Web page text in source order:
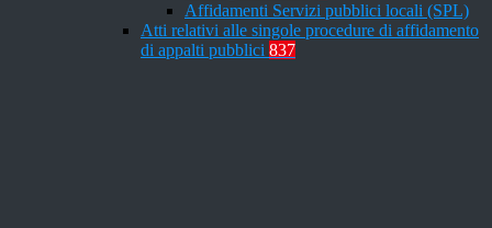
Affidamenti Servizi pubblici locali (SPL)
Atti relativi alle singole procedure di affidamento
di appalti pubblici 837